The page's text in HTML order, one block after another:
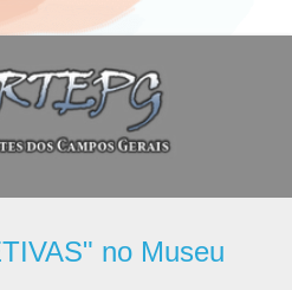
no Museu